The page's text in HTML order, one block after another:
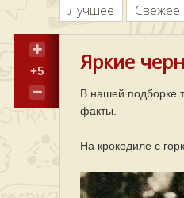
Лучшее Свежее
+5 Яркие
В нашей подборке
факты.
На крокодиле с